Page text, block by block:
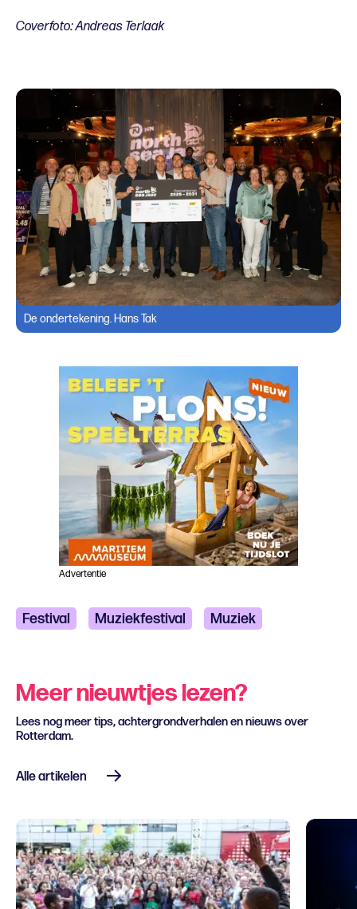
Coverfoto: Andreas Terlaak
De ondertekening. Hans Tak
Advertentie
Festival Muziekfestival Muziek
Meer nieuwtjes lezen?
Lees nog meer tips, achtergrondverhalen en nieuws over
Rotterdam.
Alle artikelen